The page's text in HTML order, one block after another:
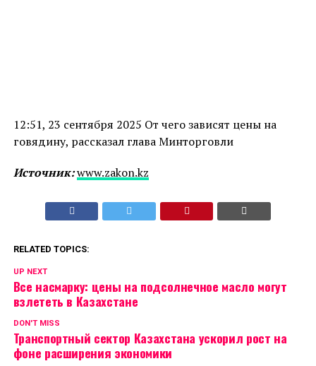
12:51, 23 сентября 2025 От чего зависят цены на
говядину, рассказал глава Минторговли
Источник:www.zakon.kz
RELATED TOPICS:
UP NEXT
Все насмарку: цены на подсолнечное масло могут
взлететь в Казахстане
DON'T MISS
Транспортный сектор Казахстана ускорил рост на
фоне расширения экономики